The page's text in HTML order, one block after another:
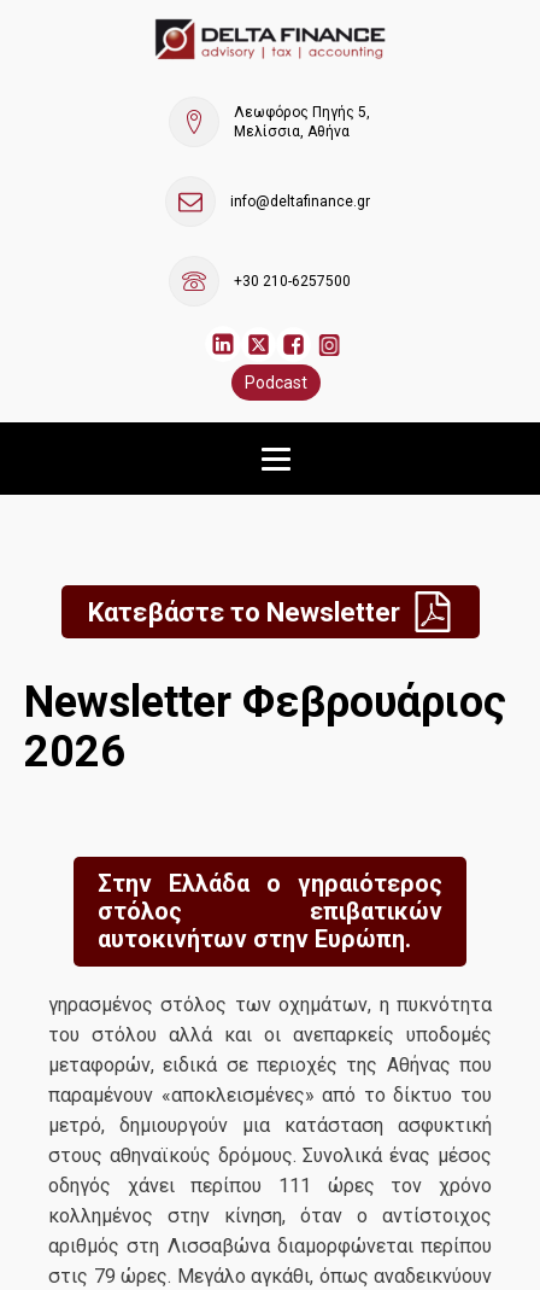
Λεωφόρος Πηγής 5,
Μελίσσια, Αθήνα
info@deltafinance.gr
+30 210-6257500
Podcast
Κατεβάστε το Newsletter
Newsletter Φεβρουάριος
2026
Στην Ελλάδα ο γηραιότερος
στόλος επιβατικών
αυτοκινήτων στην Ευρώπη.
γηρασμένος στόλος των οχημάτων, η πυκνότητα
του στόλου αλλά και οι ανεπαρκείς υποδομές
μεταφορών, ειδικά σε περιοχές της Αθήνας που
παραμένουν «αποκλεισμένες» από το δίκτυο του
μετρό, δημιουργούν μια κατάσταση ασφυκτική
στους αθηναϊκούς δρόμους. Συνολικά ένας μέσος
οδηγός χάνει περίπου 111 ώρες τον χρόνο
κολλημένος στην κίνηση, όταν ο αντίστοιχος
αριθμός στη Λισσαβώνα διαμορφώνεται περίπου
στις 79 ώρες. Μεγάλο αγκάθι, όπως αναδεικνύουν